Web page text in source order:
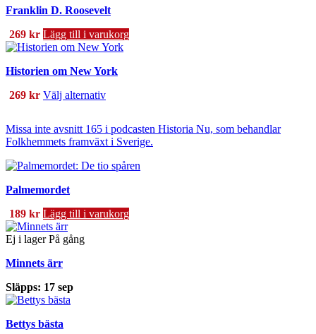
Franklin D. Roosevelt
269 kr Lägg till i varukorg
Historien om New York
269 kr Välj alternativDen
har
flera
De
kan
väljas
Missa inte avsnitt 165 i podcasten Historia Nu, som behandlar
Folkhemmets framväxt i Sverige.
Palmemordet
189 kr Lägg till i varukorg
Ej i lager På gång
Minnets ärr
Släpps: 17 sep
Bettys bästa